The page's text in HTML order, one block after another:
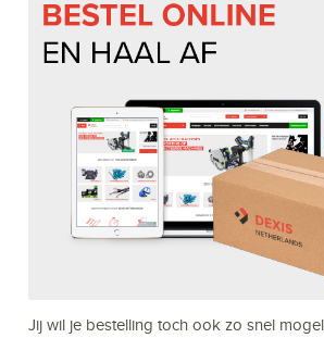
Jij wil je bestelling toch ook zo snel